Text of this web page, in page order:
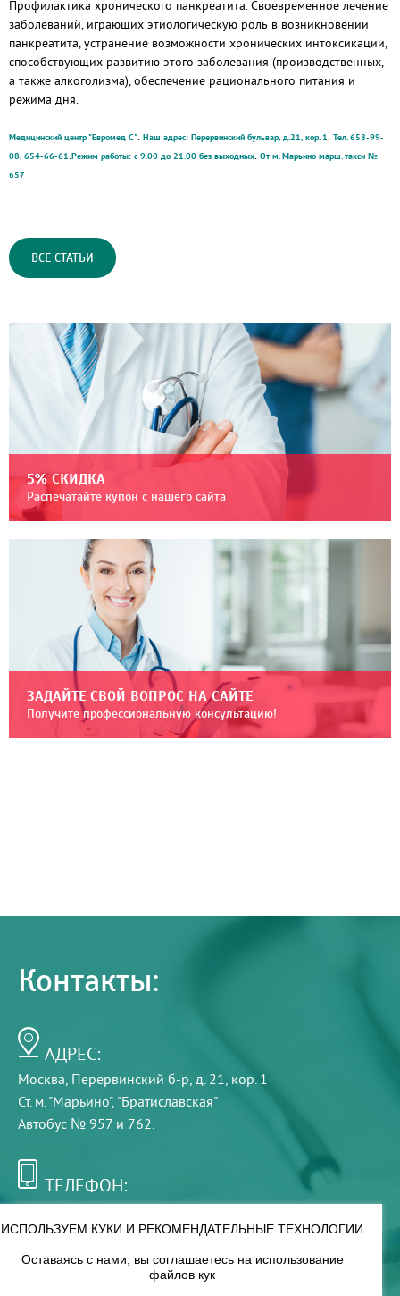
Профилактика хронического панкреатита. Своевременное лечение
заболеваний, играющих этиологическую роль в возникновении
панкреатита, устранение возможности хронических интоксикации,
способствующих развитию этого заболевания (производственных,
а также алкоголизма), обеспечение рационального питания и
режима дня.
Медицинский центр "Евромед С". Наш адрес: Перервинский бульвар, д.21, кор. 1. Тел. 658-99-
08, 654-66-61.Режим работы: с 9.00 до 21.00 без выходных. От м. Марьино марш. такси №
657
ВСЕ СТАТЬИ
5% СКИДКА
Распечатайте купон с нашего сайта
ЗАДАЙТЕ СВОЙ ВОПРОС НА САЙТЕ
Получите профессиональную консультацию!
Контакты:
АДРЕС:
Москва, Перервинский б-р, д. 21, кор. 1
Ст. м. "Марьино", "Братиславская"
Автобус № 957 и 762.
ТЕЛЕФОН:
РЕЖИМ РАБОТЫ:
ИСПОЛЬЗУЕМ КУКИ И РЕКОМЕНДАТЕЛЬНЫЕ ТЕХНОЛОГИИ
Оставаясь с нами, вы соглашаетесь на использование
файлов кук